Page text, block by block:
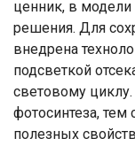
ценник, в
решения. Для
внедрена
подсветкой
световому
фотосинтеза,
полезных